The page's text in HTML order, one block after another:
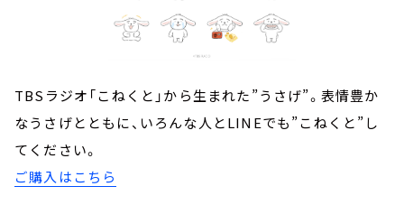
TBSラジオ「こねくと」から生まれた”うさげ”。表情豊か
なうさげとともに、いろんな人とLINEでも”こねくと”し
てください。
ご購入はこちら